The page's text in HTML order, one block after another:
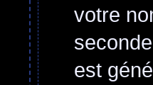
votre
est